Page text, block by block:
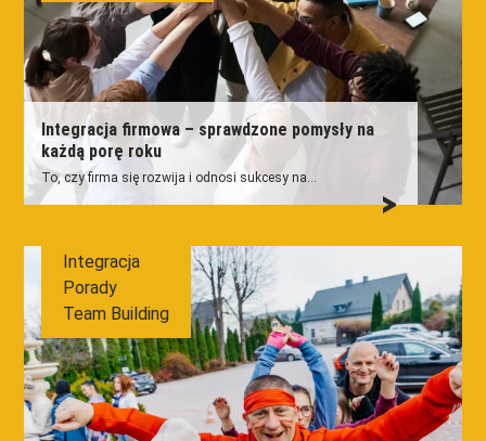
Integracja firmowa – sprawdzone pomysły na
każdą porę roku
To, czy firma się rozwija i odnosi sukcesy na...
Integracja
Porady
Team Building